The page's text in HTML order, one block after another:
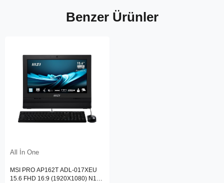
Benzer Ürünler
All İn One
MSI PRO AP162T ADL-017XEU
15.6 FHD 16:9 (1920X1080) N100